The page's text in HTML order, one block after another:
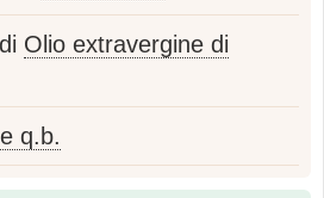
Olio extravergine di
q.b.